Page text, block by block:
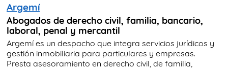
Argemí
Abogados de derecho civil, familia, bancario,
laboral, penal y mercantil
Argemí es un despacho que integra servicios jurídicos y
gestión inmobiliaria para particulares y empresas.
Presta asesoramiento en derecho civil, de familia,